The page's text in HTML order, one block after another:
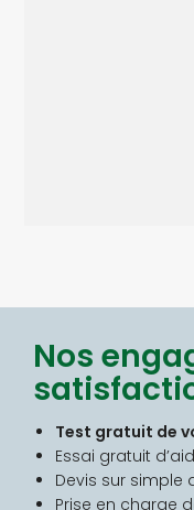
Nos
Test gratuit de
Essai gratuit
Devis sur simple
Prise en charge